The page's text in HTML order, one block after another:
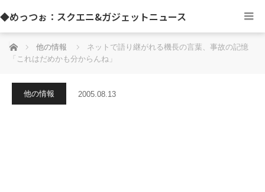
◆めっつぉ：スクエニ&ガジェットニュース
ホーム 他の情報
ネットで語り継がれる機長の言葉、事故の記憶
「これはだめかも分からんね」
他の情報 2005.08.13